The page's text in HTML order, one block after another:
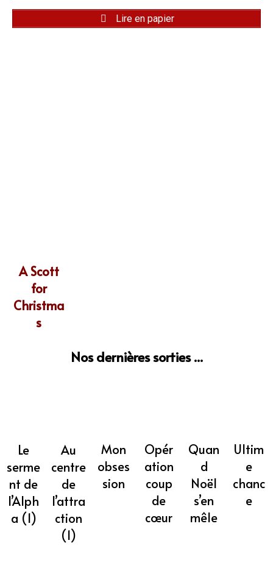
Lire en papier
A Scott
for
Christma
s
Nos dernières sorties ...
Le
serme
nt de
l’Alph
a (1)
Au
centre
de
l’attra
ction
(1)
Mon
obses
sion
Opér
ation
coup
de
cœur
Quan
d
Noël
s’en
mêle
Ultim
e
chanc
e